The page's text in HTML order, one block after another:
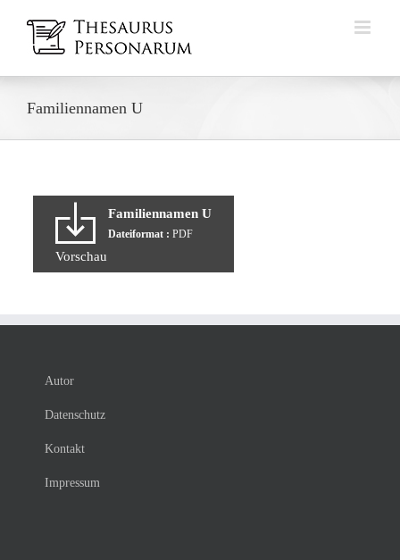
Inhalt
springen
Familiennamen U
Familiennamen U
Dateiformat : PDF
Vorschau
Autor
Datenschutz
Kontakt
Impressum